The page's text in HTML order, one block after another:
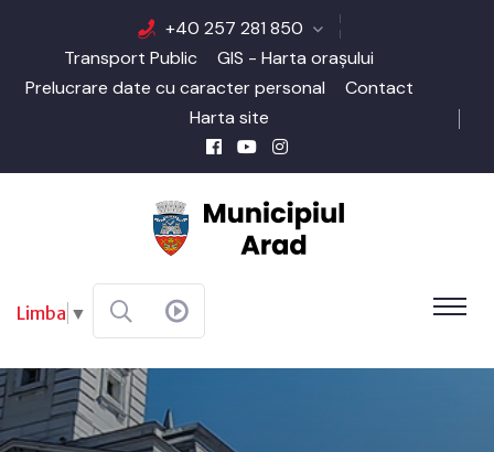
+40 257 281 850
Transport Public
GIS - Harta orașului
Prelucrare date cu caracter personal
Contact
Harta site
Limba ▼